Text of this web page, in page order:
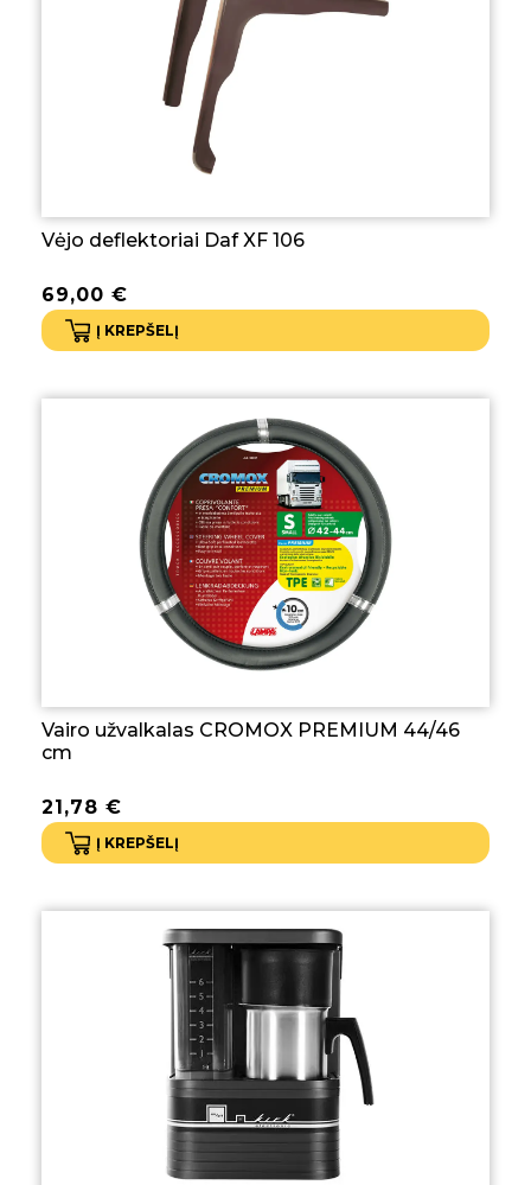
Vėjo deflektoriai Daf XF 106
69,00 €
Į KREPŠELĮ
Vairo užvalkalas CROMOX PREMIUM 44/46
cm
21,78 €
Į KREPŠELĮ